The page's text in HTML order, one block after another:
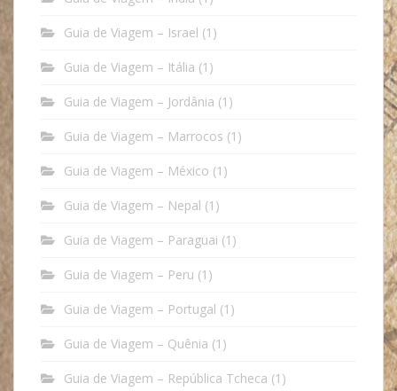
Guia de Viagem – Israel (1)
Guia de Viagem – Itália (1)
Guia de Viagem – Jordânia (1)
Guia de Viagem – Marrocos (1)
Guia de Viagem – México (1)
Guia de Viagem – Nepal (1)
Guia de Viagem – Paraguai (1)
Guia de Viagem – Peru (1)
Guia de Viagem – Portugal (1)
Guia de Viagem – Quênia (1)
Guia de Viagem – República Tcheca (1)